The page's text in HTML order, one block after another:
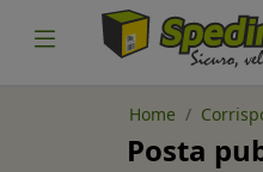
Home
Posta